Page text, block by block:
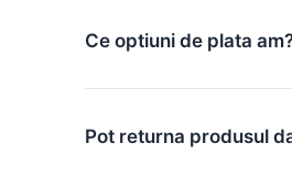
Ce optiuni de plata
Pot returna produsul